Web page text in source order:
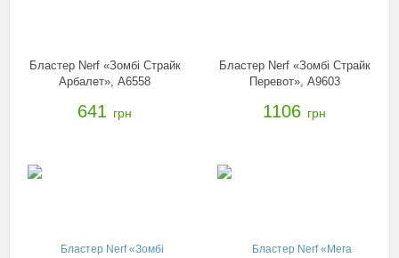
Бластер Nerf «Зомбі Страйк
Арбалет», A6558
641 грн
Бластер Nerf «Зомбі Страйк
Перевот», A9603
1106 грн